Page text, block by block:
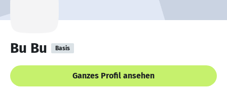
Bu Bu Basis
Ganzes Profil ansehen